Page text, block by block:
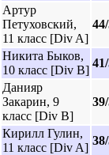
Артур
Петуховский,
11 класс [Div A]
Никита Быков,
10 класс [Div B]
Данияр
Закарин, 9
класс [Div B]
Кирилл Гулин,
11 класс [Div A]